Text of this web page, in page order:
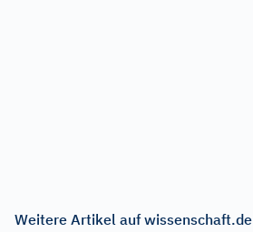
Weitere Artikel auf wissenschaft.de